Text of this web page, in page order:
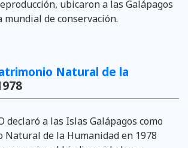
ubicaron a las Galápagos
mundial de conservación.
Natural de la
declaró a las Islas Galápagos como
Natural de la Humanidad en 1978